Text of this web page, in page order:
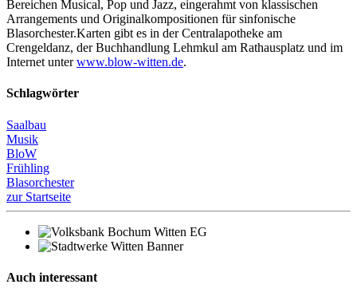
Bereichen Musical, Pop und Jazz, eingerahmt von klassischen
Arrangements und Originalkompositionen für sinfonische
Blasorchester.Karten gibt es in der Centralapotheke am
Crengeldanz, der Buchhandlung Lehmkul am Rathausplatz und im
Internet unterwww.blow-witten.de.
Schlagwörter
Saalbau
Musik
BloW
Frühling
Blasorchester
zur Startseite
Auch interessant